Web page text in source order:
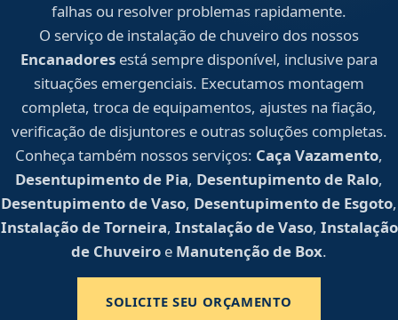
falhas ou resolver problemas rapidamente.
O serviço de instalação de chuveiro dos nossos
Encanadores está sempre disponível, inclusive para
situações emergenciais. Executamos montagem
completa, troca de equipamentos, ajustes na fiação,
verificação de disjuntores e outras soluções completas.
Conheça também nossos serviços: Caça Vazamento,
Desentupimento de Pia, Desentupimento de Ralo,
Desentupimento de Vaso, Desentupimento de Esgoto,
Instalação de Torneira, Instalação de Vaso, Instalação
de Chuveiro e Manutenção de Box.
SOLICITE SEU ORÇAMENTO